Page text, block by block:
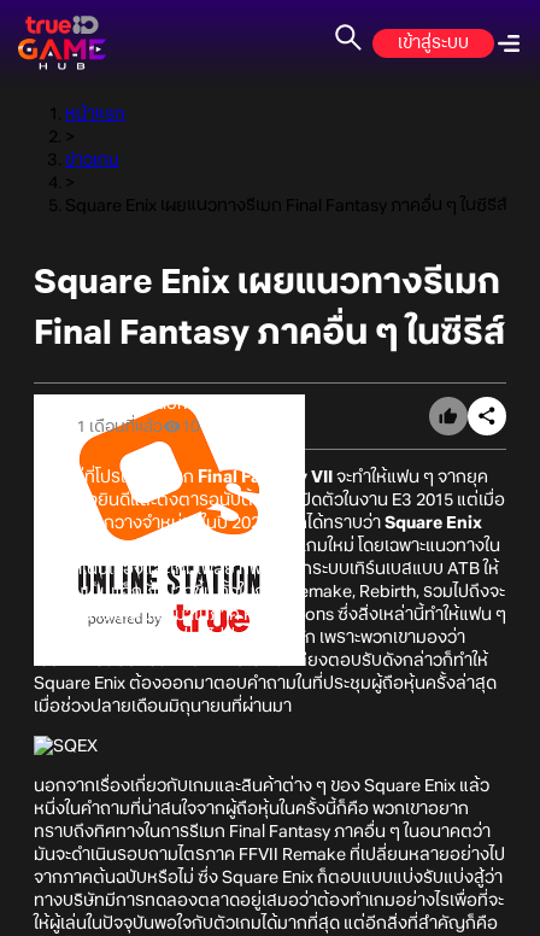
เข้าสู่ระบบ
หน้าแรก
>
ข่าวเกม
>
Square Enix เผยแนวทางรีเมก Final Fantasy ภาคอื่น ๆ ในซีรีส์
Square Enix เผยแนวทางรีเมก
Final Fantasy ภาคอื่น ๆ ในซีรีส์
Online Station
1 เดือนที่แล้ว
10
จริงอยู่ที่โปรเจกต์รีเมก Final Fantasy VII
จะทำให้แฟน ๆ จากยุค
PS1 ต่างยินดีและตั้งตารอนับตั้งแต่ที่เปิดตัวในงาน E3 2015 แต่เมื่อ
ตัวเกมออกวางจำหน่ายในปี 2020 เราก็ได้ทราบว่า Square Enix
เลือกที่จะดัดแปลงหลาย ๆ ด้านของตัวเกมใหม่ โดยเฉพาะแนวทางใน
การดำเนินเรื่องและเกมเพลย์ ที่พลิกจากระบบเทิร์นเบสแบบ ATB ให้
มีความเป็นแอ็กชั่นมากขึ้น ทั้งในภาค Remake, Rebirth, รวมไปถึงจะ
มีระบบอาชีพเพิ่มเข้ามาในภาค Revelations ซึ่งสิ่งเหล่านี้ทำให้แฟน ๆ
ของภาคต้นฉบับบางส่วนไม่ค่อยพอใจนัก เพราะพวกเขามองว่า
เป็นการเปลี่ยนแปลงที่มากเกินไป และเสียงตอบรับดังกล่าวก็ทำให้
Square Enix ต้องออกมาตอบคำถามในที่ประชุมผู้ถือหุ้นครั้งล่าสุด
เมื่อช่วงปลายเดือนมิถุนายนที่ผ่านมา
นอกจากเรื่องเกี่ยวกับเกมและสินค้าต่าง ๆ ของ Square Enix แล้ว
หนึ่งในคำถามที่น่าสนใจจากผู้ถือหุ้นในครั้งนี้ก็คือ พวกเขาอยาก
ทราบถึงทิศทางในการรีเมก Final Fantasy ภาคอื่น ๆ ในอนาคตว่า
มันจะดำเนินรอบถามไตรภาค FFVII Remake ที่เปลี่ยนหลายอย่างไป
จากภาคต้นฉบับหรือไม่ ซึ่ง Square Enix ก็ตอบแบบแบ่งรับแบ่งสู้ว่า
ทางบริษัทมีการทดลองตลาดอยู่เสมอว่าต้องทำเกมอย่างไรเพื่อที่จะ
ให้ผู้เล่นในปัจจุบันพอใจกับตัวเกมได้มากที่สุด แต่อีกสิ่งที่สำคัญก็คือ